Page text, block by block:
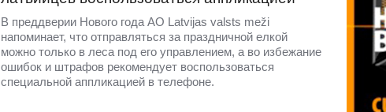
В преддверии Нового года АО Latvijas valsts meži
напоминает, что отправляться за праздничной елкой
можно только в леса под его управлением, а во избежание
ошибок и штрафов рекомендует воспользоваться
специальной аппликацией в телефоне.